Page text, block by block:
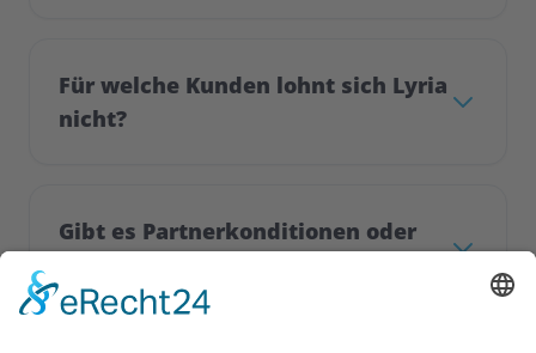
Für welche Kunden lohnt sich Lyria
nicht?
Gibt es Partnerkonditionen oder